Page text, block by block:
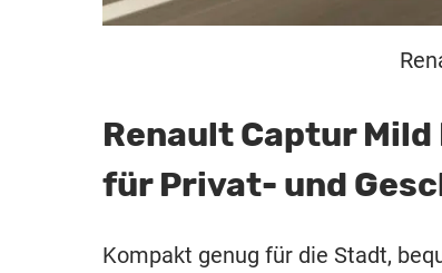
Renault Captur Mild
für Privat- und
Kompakt genug für die Stadt,